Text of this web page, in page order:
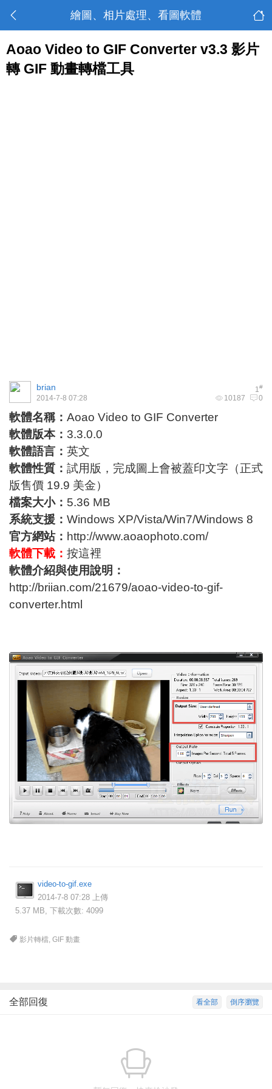
繪圖、相片處理、看圖軟體
Aoao Video to GIF Converter v3.3 影片
轉 GIF 動畫轉檔工具
1#
brian
10187 0
2014-7-8 07:28
軟體名稱： Aoao Video to GIF Converter
軟體版本： 3.3.0.0
軟體語言： 英文
軟體性質： 試用版，完成圖上會被蓋印文字（正式
版售價 19.9 美金）
檔案大小： 5.36 MB
系統支援： Windows XP/Vista/Win7/Windows 8
官方網站： http://www.aoaophoto.com/
軟體下載： 按這裡
軟體介紹與使用說明：
http://briian.com/21679/aoao-video-to-gif-
converter.html
video-to-gif.exe
2014-7-8 07:28 上傳
5.37 MB, 下載次數: 4099
影片轉檔,GIF 動畫
倒序瀏覽
看全部
全部回復